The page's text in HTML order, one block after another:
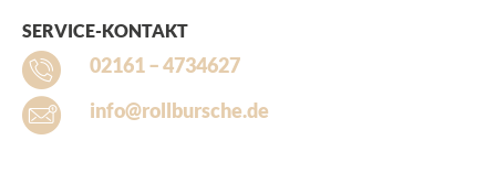
SERVICE-KONTAKT
02161 – 4734627
info@rollbursche.de